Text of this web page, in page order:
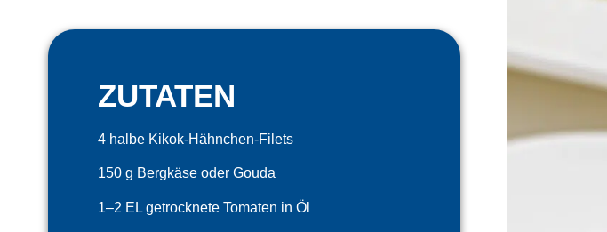
ZUTATEN
4 halbe Kikok-Hähnchen-Filets
150 g Bergkäse oder Gouda
1–2 EL getrocknete Tomaten in Öl